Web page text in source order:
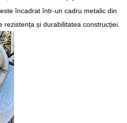
încadrat într-un cadru metalic din
rezistența și durabilitatea construcției.